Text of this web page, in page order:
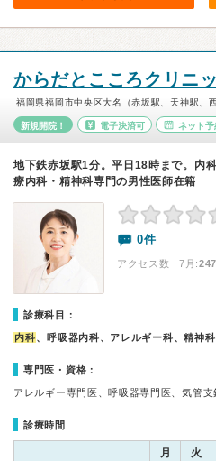
からだとこころクリニ
福岡県福岡市中央区大名（赤坂駅、天神駅、
新規開院！ 電子決済可 ネット予
地下鉄赤坂駅1分。平日18時まで。内
療内科・精神科専門の男性医師在籍
0件
アクセス数 7月:247
診療科目：
内科、呼吸器内科、アレルギー科、精神
専門医・資格：
アレルギー専門医、呼吸器専門医、気管支
診療時間
月 火